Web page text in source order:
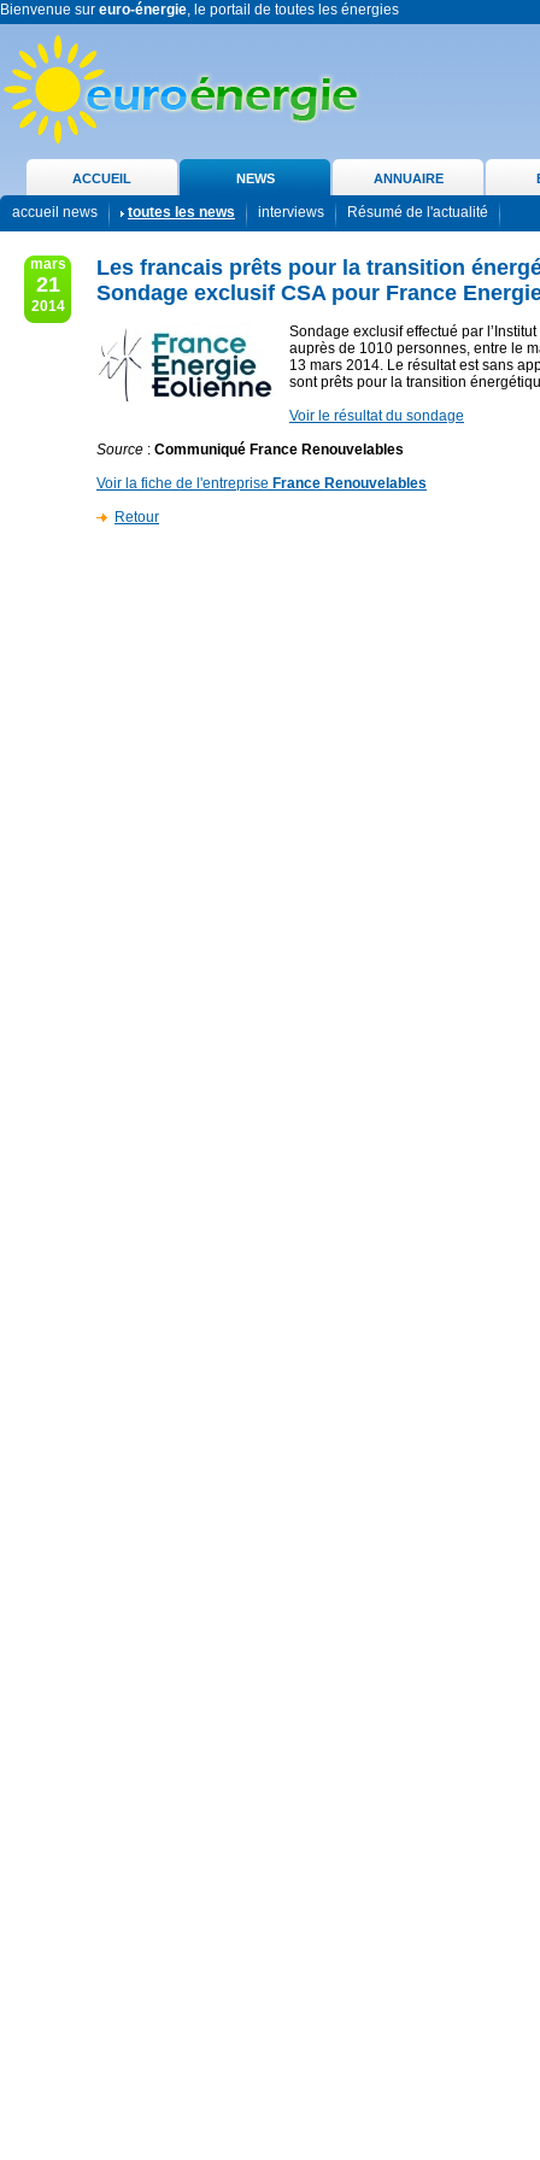
Bienvenue sur euro-énergie, le portail de toutes les énergies
ACCUEIL NEWS ANNUAIRE
accueil news toutes les news interviews Résumé de l'actualité
mars
21
2014
Les francais prêts pour la transition
Sondage exclusif CSA pour France
Sondage exclusif effectué par
auprès de 1010 personnes, entre le
13 mars 2014. Le résultat est sans
sont prêts pour la transition
Voir le résultat du sondage
Source : Communiqué France Renouvelables
Voir la fiche de l'entreprise France Renouvelables
Retour